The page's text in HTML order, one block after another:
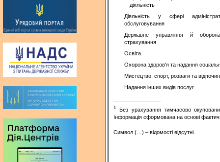
діяльність
Діяльність у сфері
обслуговування
Державне управління й
страхування
Освіта
Охорона здоров'я та надання
Мистецтво, спорт, розваги та
Надання інших видів послуг
1
Без урахування тимчасово
Інформація сформована на основі
Символ (…) – відомості відсутні.